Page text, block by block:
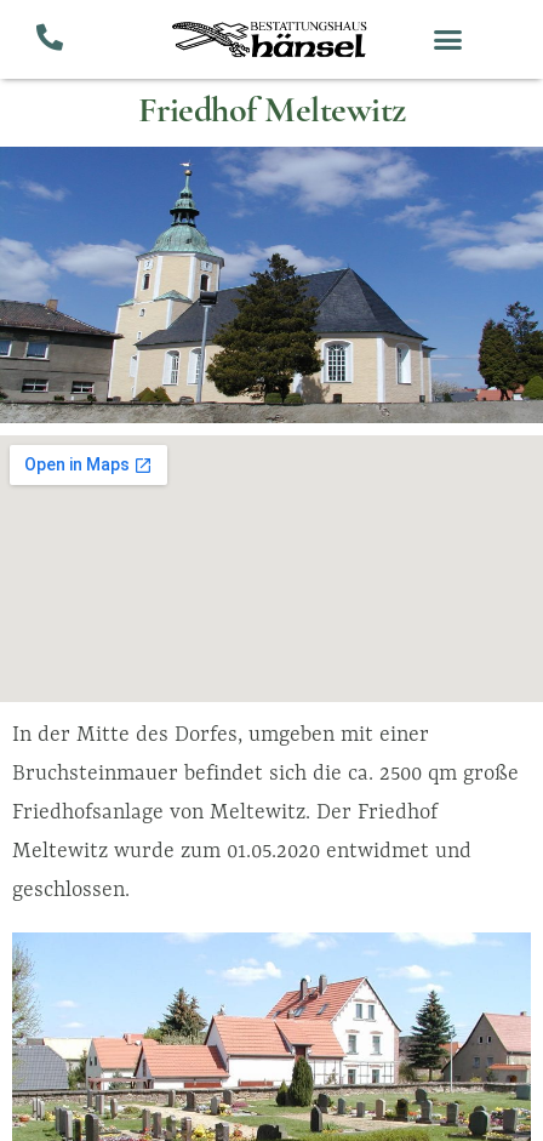
Inhalt
Friedhof Meltewitz
In der Mitte des Dorfes, umgeben mit einer
Bruchsteinmauer befindet sich die ca. 2500 qm große
Friedhofsanlage von Meltewitz. Der Friedhof
Meltewitz wurde zum 01.05.2020 entwidmet und
geschlossen.